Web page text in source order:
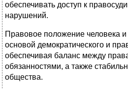
обеспечивать доступ к
нарушений.
Правовое положение человека
основой демократического и
обеспечивая баланс между
обязанностями, а также
общества.